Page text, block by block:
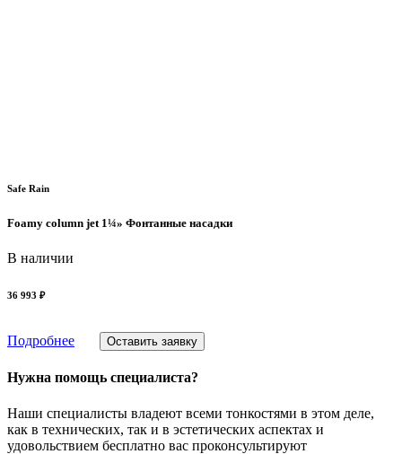
Safe Rain
Foamy column jet 1¼» Фонтанные насадки
В наличии
36 993 ₽
Подробнее Оставить заявку
Нужна помощь специалиста?
Наши специалисты владеют всеми тонкостями в этом деле,
как в технических, так и в эстетических аспектах и
удовольствием бесплатно вас проконсультируют